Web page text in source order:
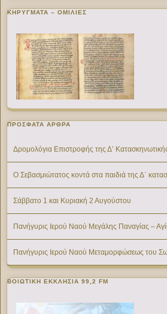
ΚΗΡΥΓΜΑΤΑ – ΟΜΙΛΙΕΣ
ΠΡΌΣΦΑΤΑ ΆΡΘΡΑ
Δρομολόγια Επιστροφής της Δ’
Ο Σεβασμιώτατος κοντά στα παιδιά της Δ΄
Σάββατο 1 και Κυριακή 2 Αυγούστου
Πανήγυρις Ιερού Ναού Μεγάλης Παναγίας –
Πανήγυρις Ιερού Ναού Μεταμορφώσεως του
ΒΟΙΩΤΙΚΉ ΕΚΚΛΗΣΊΑ 99,2 FM